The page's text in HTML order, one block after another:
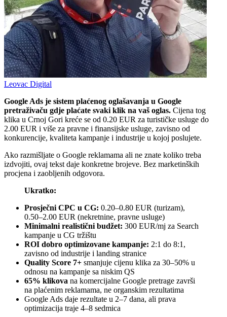
Leovac Digital
Google Ads je sistem plaćenog oglašavanja u Google
pretraživaču gdje plaćate svaki klik na vaš oglas. Cijena tog
klika u Crnoj Gori kreće se od 0.20 EUR za turističke usluge do
2.00 EUR i više za pravne i finansijske usluge, zavisno od
konkurencije, kvaliteta kampanje i industrije u kojoj poslujete.
Ako razmišljate o Google reklamama ali ne znate koliko treba
izdvojiti, ovaj tekst daje konkretne brojeve. Bez marketinških
procjena i zaobljenih odgovora.
Ukratko:
Prosječni CPC u CG: 0.20–0.80 EUR (turizam),
0.50–2.00 EUR (nekretnine, pravne usluge)
Minimalni realistični budžet: 300 EUR/mj za Search
kampanje u CG tržištu
ROI dobro optimizovane kampanje: 2:1 do 8:1,
zavisno od industrije i landing stranice
Quality Score 7+ smanjuje cijenu klika za 30–50% u
odnosu na kampanje sa niskim QS
65% klikova na komercijalne Google pretrage završi
na plaćenim reklamama, ne organskim rezultatima
Google Ads daje rezultate u 2–7 dana, ali prava
optimizacija traje 4–8 sedmica